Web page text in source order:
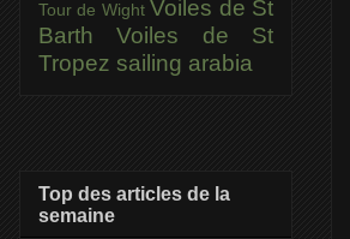
Tour de Wight Voiles de St
BarthVoiles de St
Tropez sailing arabia
Top des articles de la
semaine